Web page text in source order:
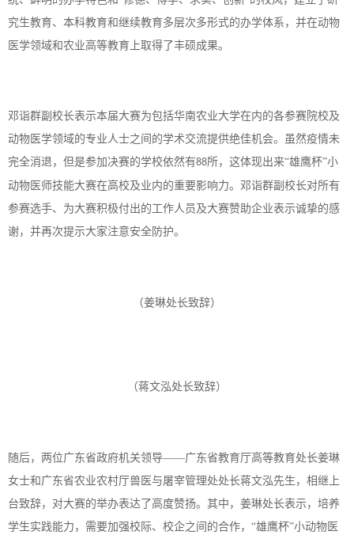
究生教育、本科教育和继续教育多层次多形式的办学体系，并在动物
医学领域和农业高等教育上取得了丰硕成果。
邓诣群副校长表示本届大赛为包括华南农业大学在内的各参赛院校及
动物医学领域的专业人士之间的学术交流提供绝佳机会。虽然疫情未
完全消退，但是参加决赛的学校依然有88所，这体现出来“雄鹰杯”小
动物医师技能大赛在高校及业内的重要影响力。邓诣群副校长对所有
参赛选手、为大赛积极付出的工作人员及大赛赞助企业表示诚挚的感
谢，并再次提示大家注意安全防护。
（姜琳处长致辞）
（蒋文泓处长致辞）
随后，两位广东省政府机关领导——广东省教育厅高等教育处长姜琳
女士和广东省农业农村厅兽医与屠宰管理处处长蒋文泓先生，相继上
台致辞，对大赛的举办表达了高度赞扬。其中，姜琳处长表示，培养
学生实践能力，需要加强校际、校企之间的合作，“雄鹰杯”小动物医